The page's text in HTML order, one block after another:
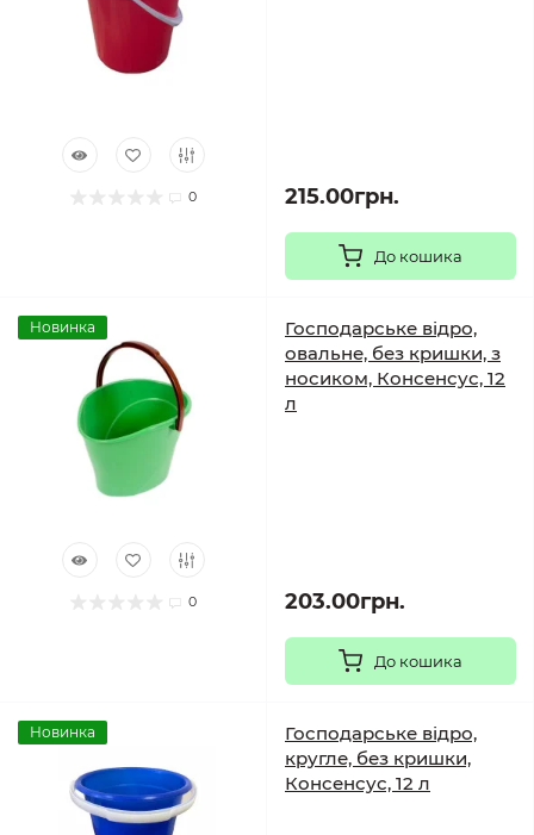
0 215.00грн.
До кошика
Новинка
0
Господарське відро,
овальне, без кришки, з
носиком, Консенсус, 12
л
203.00грн.
До кошика
Новинка
Господарське відро,
кругле, без кришки,
Консенсус, 12 л